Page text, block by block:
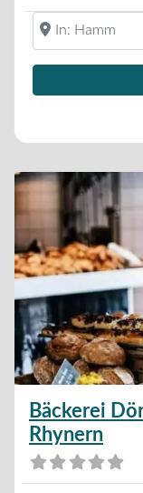
Standort oder
Bäckerei
Rhynern